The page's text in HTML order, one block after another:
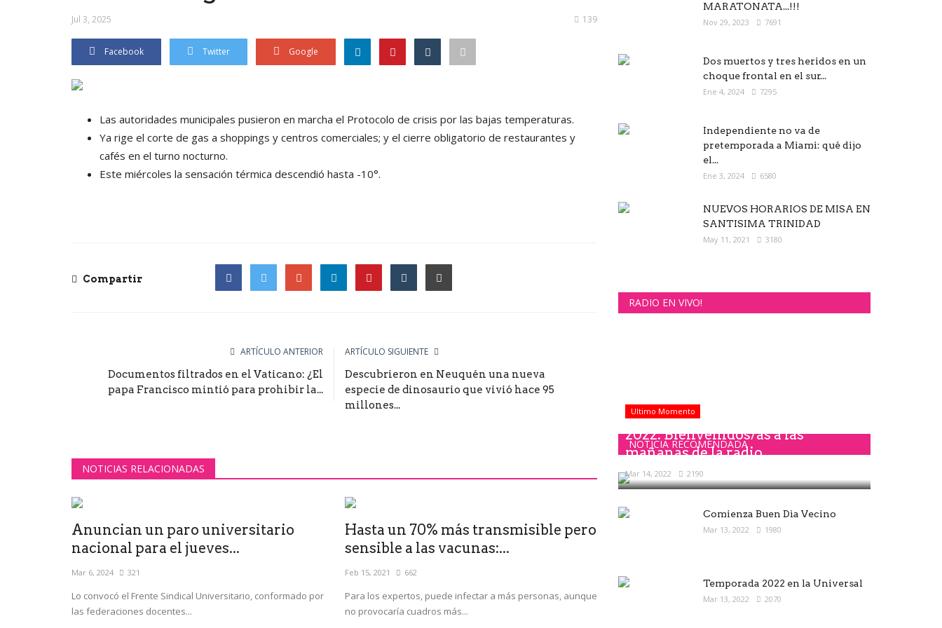
Jul 3, 2025 139
Facebook Twitter Google
Las autoridades municipales pusieron en marcha el Protocolo de crisis por las bajas temperaturas.
Ya rige el corte de gas a shoppings y centros comerciales; y el cierre obligatorio de restaurantes y
cafés en el turno nocturno.
Este miércoles la sensación térmica descendió hasta -10°.
Compartir
ARTÍCULO ANTERIOR
Documentos filtrados en el Vaticano: ¿El
papa Francisco mintió para prohibir la...
ARTÍCULO SIGUIENTE
Descubrieron en Neuquén una nueva
especie de dinosaurio que vivió hace 95
millones...
NOTICIAS RELACIONADAS
Anuncian un paro universitario
nacional para el jueves...
Mar 6, 2024 321
Lo convocó el Frente Sindical Universitario, conformado por
las federaciones docentes...
Hasta un 70% más transmisible pero
sensible a las vacunas:...
Feb 15, 2021 662
Para los expertos, puede infectar a más personas, aunque
no provocaría cuadros más...
MARATONATA...!!!
Nov 29, 2023 7691
Dos muertos y tres heridos en un
choque frontal en el sur...
Ene 4, 2024 7295
Independiente no va de
pretemporada a Miami: qué dijo
el...
Ene 3, 2024 6580
NUEVOS HORARIOS DE MISA EN
SANTISIMA TRINIDAD
May 11, 2021 3180
RADIO EN VIVO!
NOTICIA RECOMENDADA
Ultimo Momento
2022: Bienvenidos/as a las
mañanas de la radio
Mar 14, 2022 2190
Comienza Buen Dìa Vecino
Mar 13, 2022 1980
Temporada 2022 en la Universal
Mar 13, 2022 2070